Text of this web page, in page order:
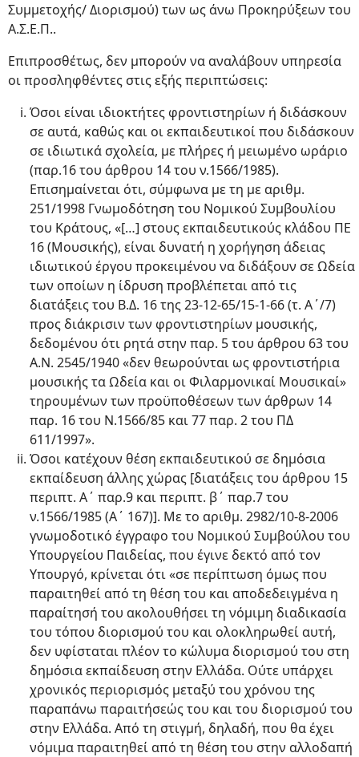
Συμμετοχής/ Διορισμού) των ως άνω Προκηρύξεων του
Α.Σ.Ε.Π..
Επιπροσθέτως, δεν μπορούν να αναλάβουν υπηρεσία
οι προσληφθέντες στις εξής περιπτώσεις:
Όσοι είναι ιδιοκτήτες φροντιστηρίων ή διδάσκουν
σε αυτά, καθώς και οι εκπαιδευτικοί που διδάσκουν
σε ιδιωτικά σχολεία, με πλήρες ή μειωμένο ωράριο
(παρ.16 του άρθρου 14 του ν.1566/1985).
Επισημαίνεται ότι, σύμφωνα με τη με αριθμ.
251/1998 Γνωμοδότηση του Νομικού Συμβουλίου
του Κράτους, «[…] στους εκπαιδευτικούς κλάδου ΠΕ
16 (Μουσικής), είναι δυνατή η χορήγηση άδειας
ιδιωτικού έργου προκειμένου να διδάξουν σε Ωδεία
των οποίων η ίδρυση προβλέπεται από τις
διατάξεις του Β.Δ. 16 της 23-12-65/15-1-66 (τ. Α΄/7)
προς διάκρισιν των φροντιστηρίων μουσικής,
δεδομένου ότι ρητά στην παρ. 5 του άρθρου 63 του
Α.Ν. 2545/1940 «δεν θεωρούνται ως φροντιστήρια
μουσικής τα Ωδεία και οι Φιλαρμονικαί Μουσικαί»
τηρουμένων των προϋποθέσεων των άρθρων 14
παρ. 16 του Ν.1566/85 και 77 παρ. 2 του ΠΔ
611/1997».
Όσοι κατέχουν θέση εκπαιδευτικού σε δημόσια
εκπαίδευση άλλης χώρας [διατάξεις του άρθρου 15
περιπτ. Α΄ παρ.9 και περιπτ. β΄ παρ.7 του
ν.1566/1985 (Α΄ 167)]. Με το αριθμ. 2982/10-8-2006
γνωμοδοτικό έγγραφο του Νομικού Συμβούλου του
Υπουργείου Παιδείας, που έγινε δεκτό από τον
Υπουργό, κρίνεται ότι «σε περίπτωση όμως που
παραιτηθεί από τη θέση του και αποδεδειγμένα η
παραίτησή του ακολουθήσει τη νόμιμη διαδικασία
του τόπου διορισμού του και ολοκληρωθεί αυτή,
δεν υφίσταται πλέον το κώλυμα διορισμού του στη
δημόσια εκπαίδευση στην Ελλάδα. Ούτε υπάρχει
χρονικός περιορισμός μεταξύ του χρόνου της
παραπάνω παραιτήσεώς του και του διορισμού του
στην Ελλάδα. Από τη στιγμή, δηλαδή, που θα έχει
νόμιμα παραιτηθεί από τη θέση του στην αλλοδαπή